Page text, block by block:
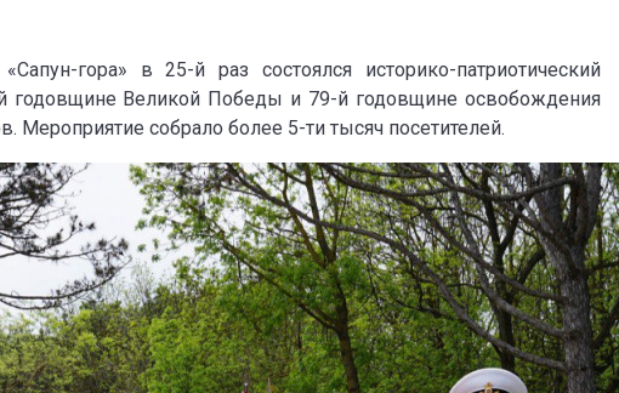
гора» в 25-й раз состоялся историко-патриотический
годовщине Великой Победы и 79-й годовщине освобождения
Мероприятие собрало более 5-ти тысяч посетителей.